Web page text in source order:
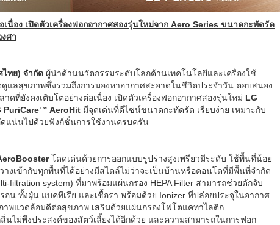
นื่อง เปิดตัวเครื่องฟอกอากาศสองรุ่นใหม่จาก Aero Series ขนาดกะทัดรัด
ศา
ไทย) จำกัด ผู้นำด้านนวัตกรรมระดับโลกด้านเทคโนโลยีและเครื่องใช้
แลสุขภาพซึ่งรวมถึงการมองหาอากาศสะอาดในชีวิตประจำวัน ตอบสนอง
ดที่ยังคงเติบโตอย่างต่อเนื่อง เปิดตัวเครื่องฟอกอากาศสองรุ่นใหม่ LG
PuriCare™ AeroHit มีจุดเด่นที่ดีไซน์ขนาดกะทัดรัด เรียบง่าย เหมาะกับ
แน่นไปด้วยฟังก์ชั่นการใช้งานครบครัน
โดดเด่นด้วยการออกแบบรูปร่างสูงเพรียวมีระดับ ใช้พื้นที่น้อย
างเข้ากับทุกพื้นที่ได้อย่างมีสไตล์ไม่ว่าจะเป็นบ้านหรือคอนโดที่มีพื้นที่จำกัด
filtration system) ที่มาพร้อมแผ่นกรอง HEPA Filter สามารถช่วยดักจับ
น ทั้งฝุ่น แบคทีเรีย และเชื้อรา พร้อมด้วย Ionizer ที่ปล่อยประจุในอากาศ
าพแวดล้อมดีต่อสุขภาพ เสริมด้วยแผ่นกรองโฟโตแคทาไลติก
นไม่พึงประสงค์ของสัตว์เลี้ยงได้อีกด้วย และความสามารถในการฟอก